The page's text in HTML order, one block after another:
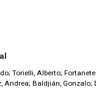
Torielli, Alberto;
Andrea; Baldjián, Gonzalo;